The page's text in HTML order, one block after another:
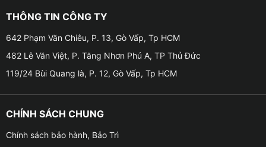
THÔNG TIN CÔNG TY
642 Phạm Văn Chiêu, P. 13, Gò Vấp, Tp HCM
482 Lê Văn Việt, P. Tăng Nhơn Phú A, TP Thủ Đức
119/24 Bùi Quang là, P. 12, Gò Vấp, Tp HCM
CHÍNH SÁCH CHUNG
Chính sách bảo hành, Bảo Trì